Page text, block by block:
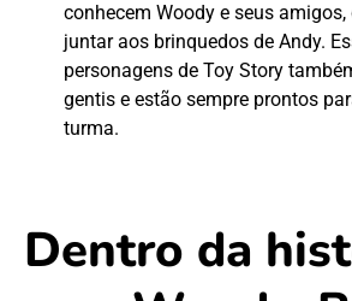
conhecem Woody e seus amigos,
juntar aos brinquedos de Andy.
personagens de Toy Story
gentis e estão sempre prontos
turma.
Dentro da